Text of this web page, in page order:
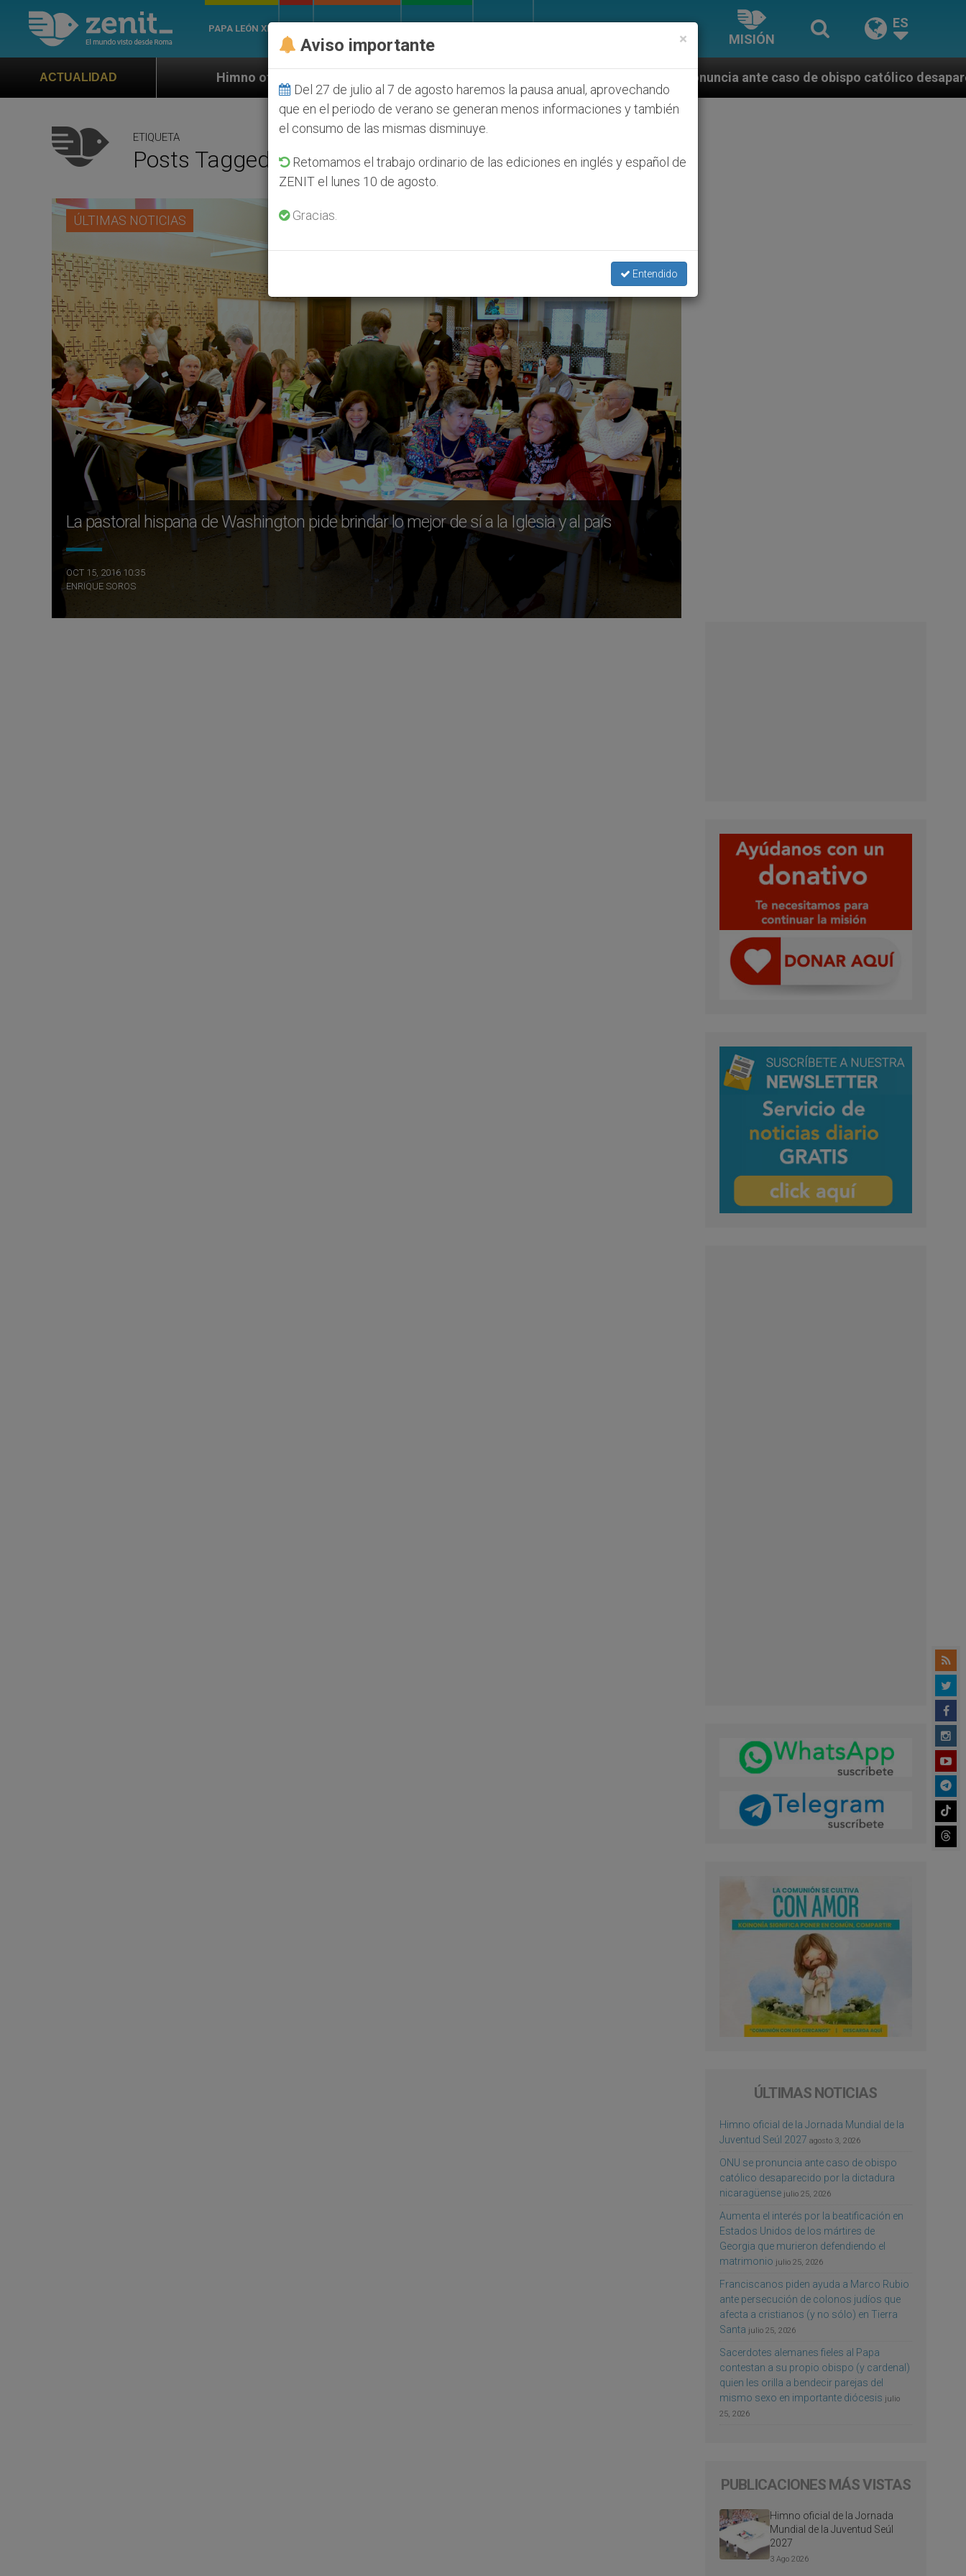
PAPA LEÓN XIV
MISIÓN
ES
ACTUALIDAD
Himno oficial de la Jornada Mundial de la Juventud Seúl 2027 ONU se pronuncia ante caso de obispo católico desaparecido por la dictadura
ETIQUETA
Posts Tagged ‘pastoral Washington’
ÚLTIMAS NOTICIAS
La pastoral hispana de Washington pide brindar lo mejor de sí a la Iglesia y al país
OCT 15, 2016 10:35
ENRIQUE SOROS
ÚLTIMAS NOTICIAS
Himno oficial de la Jornada Mundial de la
Juventud Seúl 2027 agosto 3, 2026
ONU se pronuncia ante caso de obispo
católico desaparecido por la dictadura
nicaragüense julio 25, 2026
Aumenta el interés por la beatificación en
Estados Unidos de los mártires de
Georgia que murieron defendiendo el
matrimonio julio 25, 2026
Franciscanos piden ayuda a Marco Rubio
ante persecución de colonos judíos que
afecta a cristianos (y no sólo) en Tierra
Santa julio 25, 2026
Sacerdotes alemanes fieles al Papa
contestan a su propio obispo (y cardenal)
quien les orilla a bendecir parejas del
mismo sexo en importante diócesis julio
25, 2026
PUBLICACIONES MÁS VISTAS
Himno oficial de la Jornada
Mundial de la Juventud Seúl
2027
3 Ago 2026
×
Aviso importante
Del 27 de julio al 7 de agosto haremos la pausa anual, aprovechando
que en el periodo de verano se generan menos informaciones y también
el consumo de las mismas disminuye.
Retomamos el trabajo ordinario de las ediciones en inglés y español de
ZENIT el lunes 10 de agosto.
Gracias.
Entendido